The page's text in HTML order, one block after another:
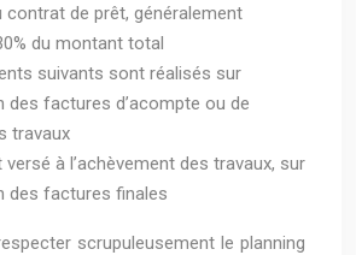
contrat de prêt, généralement
du montant total
suivants sont réalisés sur
des factures d’acompte ou de
travaux
à l’achèvement des travaux, sur
des factures finales
scrupuleusement le planning